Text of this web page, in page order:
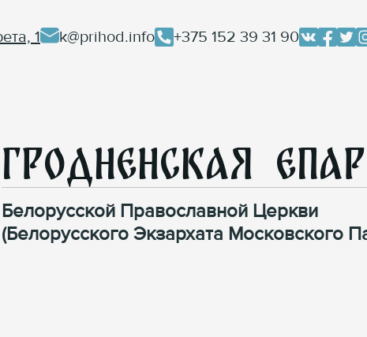
1 k@prihod.info +375 152 39 31 90
Гродненская
Белорусской Православной Церкви
(Белорусского Экзархата Московского